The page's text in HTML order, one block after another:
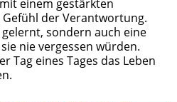
einem gestärkten
der Verantwortung.
sondern auch eine
nie vergessen würden.
Tag eines Tages das Leben